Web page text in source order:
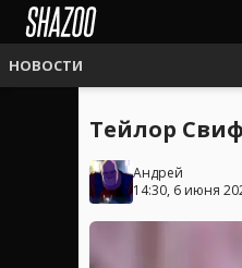
НОВОСТИ
Тейлор
Андрей
14:30, 6 июня